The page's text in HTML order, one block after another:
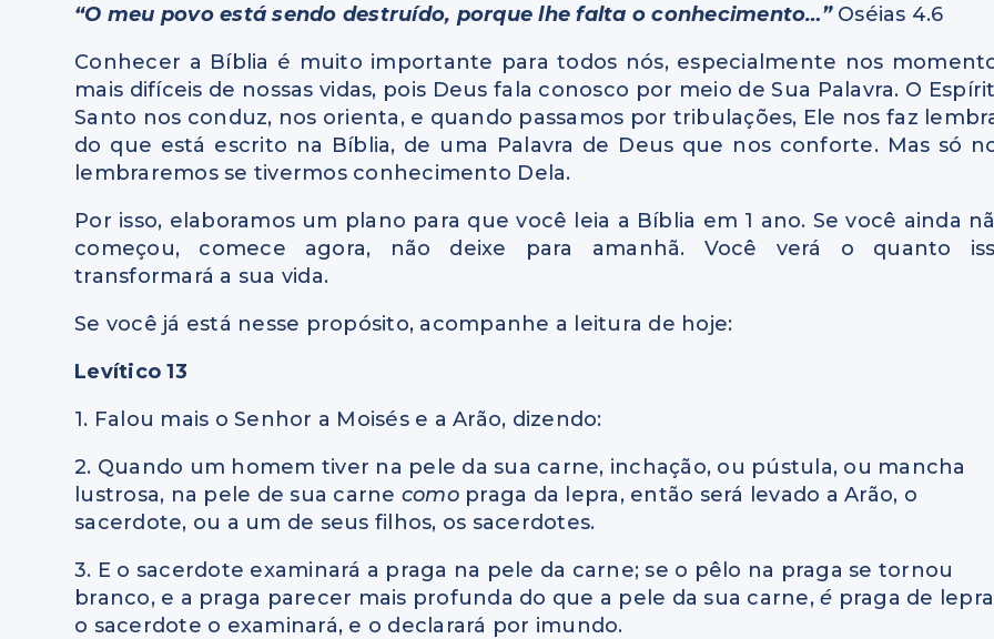
“O meu povo está sendo destruído, porque lhe falta o conhecimento…”Oséias 4.6
Conhecer a Bíblia é muito importante para todos nós, especialmente nos
mais difíceis de nossas vidas, pois Deus fala conosco por meio de Sua Palavra. O
Santo nos conduz, nos orienta, e quando passamos por tribulações, Ele nos faz
do que está escrito na Bíblia, de uma Palavra de Deus que nos conforte. Mas só
lembraremos se tivermos conhecimento Dela.
Por isso, elaboramos um plano para que você leia a Bíblia em 1 ano. Se você ainda
começou, comece agora, não deixe para amanhã. Você verá o quanto
transformará a sua vida.
Se você já está nesse propósito, acompanhe a leitura de hoje:
Levítico 13
1. Falou mais o Senhor a Moisés e a Arão, dizendo:
2. Quando um homem tiver na pele da sua carne, inchação, ou pústula, ou mancha
lustrosa, na pele de sua carne como praga da lepra, então será levado a Arão, o
sacerdote, ou a um de seus filhos, os sacerdotes.
3. E o sacerdote examinará a praga na pele da carne; se o pêlo na praga se tornou
branco, e a praga parecer mais profunda do que a pele da sua carne,é praga de
o sacerdote o examinará, e o declarará por imundo.